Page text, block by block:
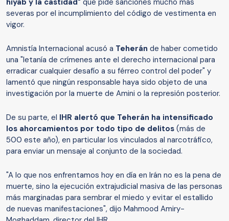
severas por el incumplimiento del código de vestimenta en
vigor.
Amnistía Internacional acusó a Teherán de haber cometido
una "letanía de crímenes ante el derecho internacional para
erradicar cualquier desafío a su férreo control del poder" y
lamentó que ningún responsable haya sido objeto de una
investigación por la muerte de Amini o la represión posterior.
De su parte, el IHR alertó que Teherán ha intensificado
los ahorcamientos por todo tipo de delitos (más de
500 este año), en particular los vinculados al narcotráfico,
para enviar un mensaje al conjunto de la sociedad.
"A lo que nos enfrentamos hoy en día en Irán no es la pena de
muerte, sino la ejecución extrajudicial masiva de las personas
más marginadas para sembrar el miedo y evitar el estallido
de nuevas manifestaciones", dijo Mahmood Amiry-